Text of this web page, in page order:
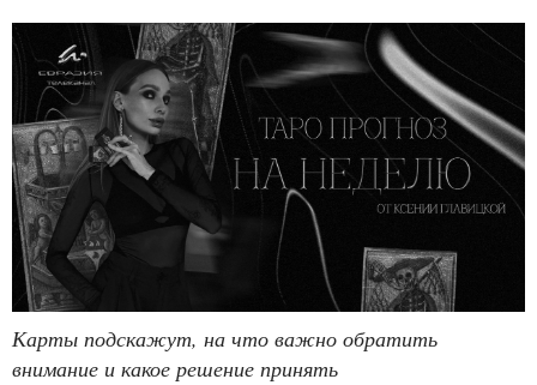
Карты подскажут, на что важно обратить
внимание и какое решение принять